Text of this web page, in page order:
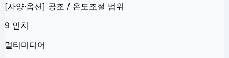
[사양·옵션] 공조 / 온도조절 범위
9 인치
멀티미디어